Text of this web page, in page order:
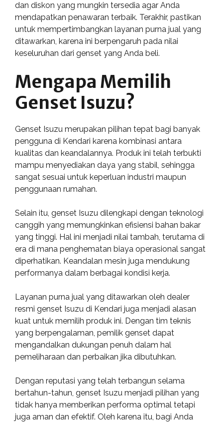
dan diskon yang mungkin tersedia agar Anda
mendapatkan penawaran terbaik. Terakhir, pastikan
untuk mempertimbangkan layanan purna jual yang
ditawarkan, karena ini berpengaruh pada nilai
keseluruhan dari genset yang Anda beli.
Mengapa Memilih
Genset Isuzu?
Genset Isuzu merupakan pilihan tepat bagi banyak
pengguna di Kendari karena kombinasi antara
kualitas dan keandalannya. Produk ini telah terbukti
mampu menyediakan daya yang stabil, sehingga
sangat sesuai untuk keperluan industri maupun
penggunaan rumahan.
Selain itu, genset Isuzu dilengkapi dengan teknologi
canggih yang memungkinkan efisiensi bahan bakar
yang tinggi. Hal ini menjadi nilai tambah, terutama di
era di mana penghematan biaya operasional sangat
diperhatikan. Keandalan mesin juga mendukung
performanya dalam berbagai kondisi kerja.
Layanan purna jual yang ditawarkan oleh dealer
resmi genset Isuzu di Kendari juga menjadi alasan
kuat untuk memilih produk ini. Dengan tim teknis
yang berpengalaman, pemilik genset dapat
mengandalkan dukungan penuh dalam hal
pemeliharaan dan perbaikan jika dibutuhkan.
Dengan reputasi yang telah terbangun selama
bertahun-tahun, genset Isuzu menjadi pilihan yang
tidak hanya memberikan performa optimal tetapi
juga aman dan efektif. Oleh karena itu, bagi Anda